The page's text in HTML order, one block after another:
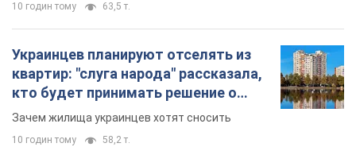
10 годин тому 63,5 т.
Украинцев планируют отселять из
квартир: "слуга народа" рассказала,
кто будет принимать решение о
сносе домов
Зачем жилища украинцев хотят сносить
10 годин тому 58,2 т.